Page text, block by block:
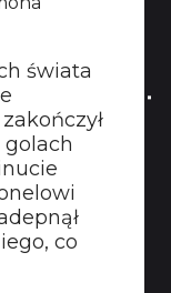
świata
co